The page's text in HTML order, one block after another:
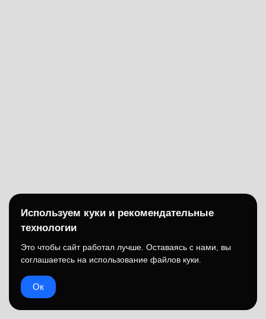
Используем куки и рекомендательные
технологии
Это чтобы сайт работал лучше. Оставаясь с нами, вы
соглашаетесь на использование файлов куки.
Ок